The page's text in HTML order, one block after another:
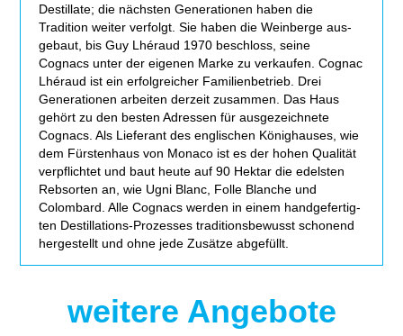
Destillate; die nächs­ten Generationen haben die
Tradition wei­ter ver­folgt. Sie haben die Weinberge aus­
ge­baut, bis Guy Lhéraud 1970 beschloss, seine
Cognacs unter der eige­nen Marke zu ver­kau­fen. Cognac
Lhéraud ist ein erfolg­rei­cher Familienbetrieb. Drei
Generationen arbei­ten der­zeit zusam­men. Das Haus
gehört zu den bes­ten Adressen für aus­ge­zeich­nete
Cognacs. Als Lieferant des eng­li­schen Könighauses, wie
dem Fürstenhaus von Monaco ist es der hohen Qualität
ver­pflich­tet und baut heute auf 90 Hektar die edels­ten
Rebsorten an, wie Ugni Blanc, Folle Blanche und
Colombard. Alle Cognacs wer­den in einem hand­ge­fer­tig­
ten Destillations-Prozesses tra­di­ti­ons­be­wusst scho­nend
her­ge­stellt und ohne jede Zusätze abgefüllt.
weitere Angebote